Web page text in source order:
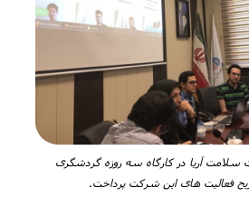
آریا در کارگاه سه روزه گردشگری
فعالیت های این شرکت پرداخت.